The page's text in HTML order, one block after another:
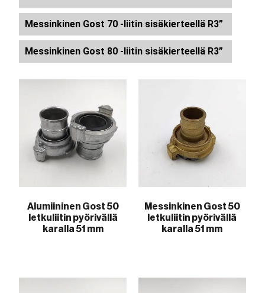
Messinkinen Gost 70 -liitin sisäkierteellä R3”
Messinkinen Gost 80 -liitin sisäkierteellä R3”
Alumiininen Gost 50
letkuliitin pyörivällä
karalla 51 mm
Messinkinen Gost 50
letkuliitin pyörivällä
karalla 51 mm